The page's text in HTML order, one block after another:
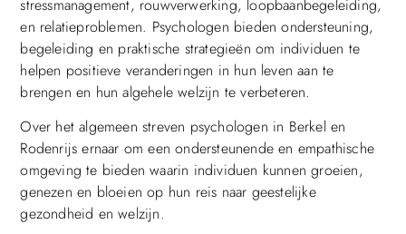
stressmanagement, rouwverwerking, loopbaanbegeleiding,
en relatieproblemen. Psychologen bieden ondersteuning,
begeleiding en praktische strategieën om individuen te
helpen positieve veranderingen in hun leven aan te
brengen en hun algehele welzijn te verbeteren.
Over het algemeen streven psychologen in Berkel en
Rodenrijs ernaar om een ondersteunende en empathische
omgeving te bieden waarin individuen kunnen groeien,
genezen en bloeien op hun reis naar geestelijke
gezondheid en welzijn.